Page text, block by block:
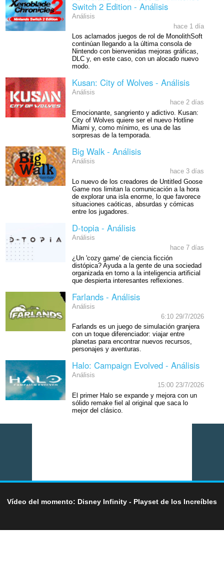
Switch 2 Edition - Análisis
Análisis
hace 1 día
Los aclamados juegos de rol de MonolithSoft
continúan llegando a la última consola de
Nintendo con bienvenidas mejoras gráficas,
DLC y, en este caso, con un alocado nuevo
modo.
Kusan: City of Wolves - Análisis
Análisis
hace 2 días
Emocionante, sangriento y adictivo. Kusan:
City of Wolves quiere ser el nuevo Hotline
Miami y, como mínimo, es una de las
sorpresas de la temporada.
Big Walk - Análisis
Análisis
hace 3 días
Lo nuevo de los creadores de Untitled Goose
Game nos limitan la comunicación a la hora
de explorar una isla enorme, lo que favorece
situaciones caóticas, absurdas y cómicas
entre los jugadores.
D-topia - Análisis
Análisis
hace 7 días
¿Un 'cozy game' de ciencia ficción
distópica? Ayuda a la gente de una sociedad
organizada en torno a la inteligencia artificial
que despierta interesantes reflexiones.
Farlands - Análisis
Análisis
6:10 29/7/2026
Farlands es un juego de simulación granjera
con un toque diferenciador: viajar entre
planetas para encontrar nuevos recursos,
personajes y aventuras.
Halo: Campaign Evolved - Análisis
Análisis
15:00 23/7/2026
El primer Halo se expande y mejora con un
sólido remake fiel al original que saca lo
mejor del clásico.
Vídeo del momento: Disney Infinity - Playset de los Increíbles